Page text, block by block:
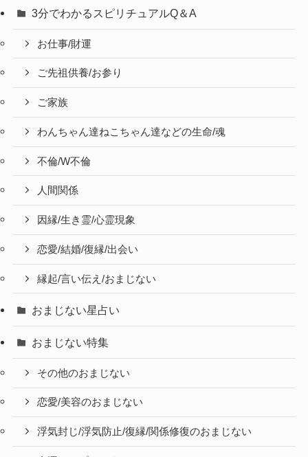
3分でわかるスピリチュアルQ＆A
お仕事/財運
ご先祖供養/お参り
ご家族
わんちゃん達ねこちゃん達などの生命/魂
不倫/W不倫
人間関係
因縁/生き霊/心霊現象
恋愛/結婚/復縁/出会い
縁起/言い伝え/おまじない
おまじない星占い
おまじない特集
その他のおまじない
恋愛/美容のおまじない
浮気封じ/浮気防止/復縁/関係修復のおまじない